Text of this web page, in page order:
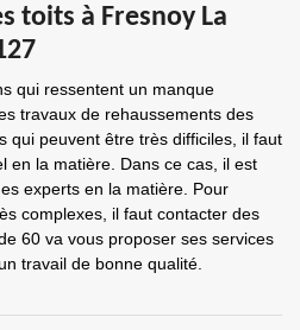
toits à Fresnoy La
qui ressentent un manque
travaux de rehaussements des
qui peuvent être très difficiles, il faut
en la matière. Dans ce cas, il est
experts en la matière. Pour
complexes, il faut contacter des
60 va vous proposer ses services
travail de bonne qualité.